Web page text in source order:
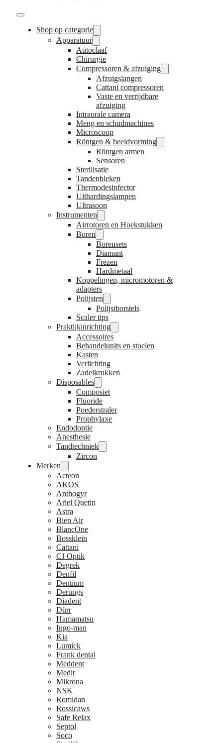
Shop op categorie
Apparatuur
Autoclaaf
Chirurgie
Compressoren & afzuiging
Afzuigslangen
Cattani compressoren
Vaste en verrijdbare
afzuiging
Intraorale camera
Meng en schudmachines
Microscoop
Röntgen & beeldvorming
Röntgen armen
Sensoren
Sterilisatie
Tandenbleken
Thermodesinfector
Uithardingslampen
Ultrasoon
Instrumenten
Airrotoren en Hoekstukken
Boren
Borensets
Diamant
Frezen
Hardmetaal
Koppelingen, micromotoren &
adapters
Polijsten
Polijstborstels
Scaler tips
Praktijkinrichting
Accessoires
Behandelunits en stoelen
Kasten
Verlichting
Zadelkrukken
Disposables
Composiet
Fluoride
Poederstraler
Prophylaxe
Endodontie
Anesthesie
Tandtechniek
Zircon
Merken
Acteon
AKOS
Anthogyr
Ariel Quetin
Astra
Bien Air
BlancOne
Bossklein
Cattani
CJ Optik
Degrek
Denfil
Dentium
Derungs
Diadent
Dürr
Hamamatsu
Ingo-man
Kia
Lumick
Frank dental
Meddent
Medit
Mikrona
NSK
Romidan
Rossicaws
Safe Relax
Septol
Soco